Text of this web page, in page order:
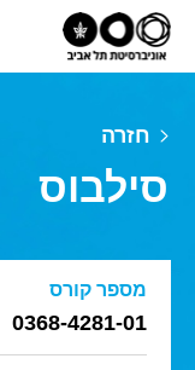
חזרה
סילבוס
מספר קורס
0368-4281-01